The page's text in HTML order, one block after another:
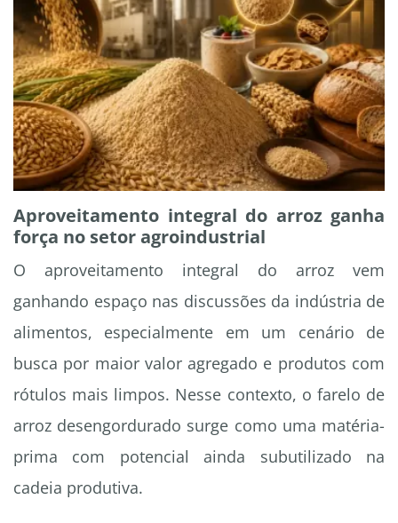
Aproveitamento integral do arroz ganha
força no setor agroindustrial
O aproveitamento integral do arroz vem
ganhando espaço nas discussões da indústria de
alimentos, especialmente em um cenário de
busca por maior valor agregado e produtos com
rótulos mais limpos. Nesse contexto, o farelo de
arroz desengordurado surge como uma matéria-
prima com potencial ainda subutilizado na
cadeia produtiva.